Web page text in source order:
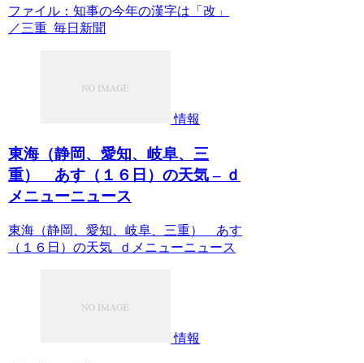
ファイル：知事の今年の漢字は「改」
／三重 毎日新聞
情報
東海（静岡、愛知、岐阜、三
重） あす（１６日）の天気 – ｄ
メニューニュース
東海（静岡、愛知、岐阜、三重） あす
（１６日）の天気 ｄメニューニュース
情報